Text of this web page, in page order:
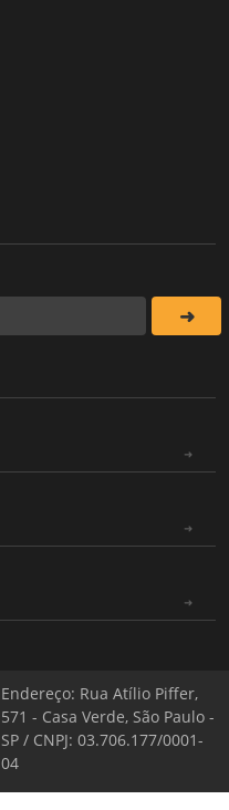
Endereço: Rua Atílio Piffer,
571 - Casa Verde, São Paulo -
SP / CNPJ: 03.706.177/0001-
04